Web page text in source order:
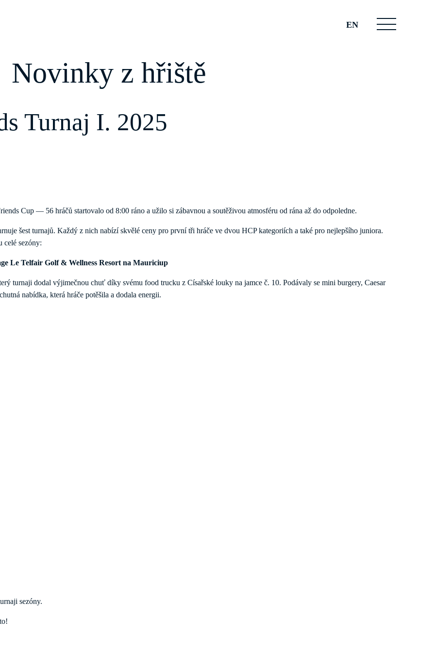
EN
Novinky z hřiště
Turnaj I. 2025
Cup — 56 hráčů startovalo od 8:00 ráno a užilo si zábavnou a soutěživou atmosféru od rána až do odpoledne.
šest turnajů. Každý z nich nabízí skvělé ceny pro první tři hráče ve dvou HCP kategoriích a také pro nejlepšího juniora.
celé sezóny:
Le Telfair Golf & Wellness Resort na Mauriciup
turnaji dodal výjimečnou chuť díky svému food trucku z Císařské louky na jamce č. 10. Podávaly se mini burgery, Caesar
nabídka, která hráče potěšila a dodala energii.
sezóny.